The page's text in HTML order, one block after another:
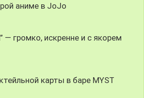
аниме в JoJo
— громко, искренне и с якорем
карты в баре MYST